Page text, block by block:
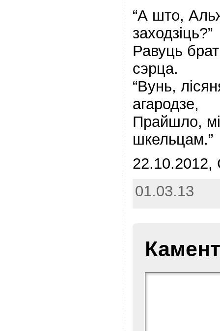
“А што,
заходзiць?”
Равуць
сэрца.
“Вунь,
агародзе,
Прайшло,
шкельцам.”
22.10.2012,
01.03.13